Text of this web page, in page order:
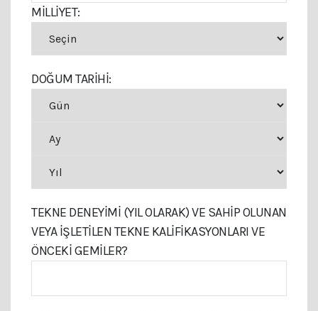
MILLIYET:
DOĞUM TARIHI:
TEKNE DENEYIMI (YIL OLARAK) VE SAHIP OLUNAN
VEYA İŞLETILEN TEKNE KALIFIKASYONLARI VE
ÖNCEKI GEMILER?